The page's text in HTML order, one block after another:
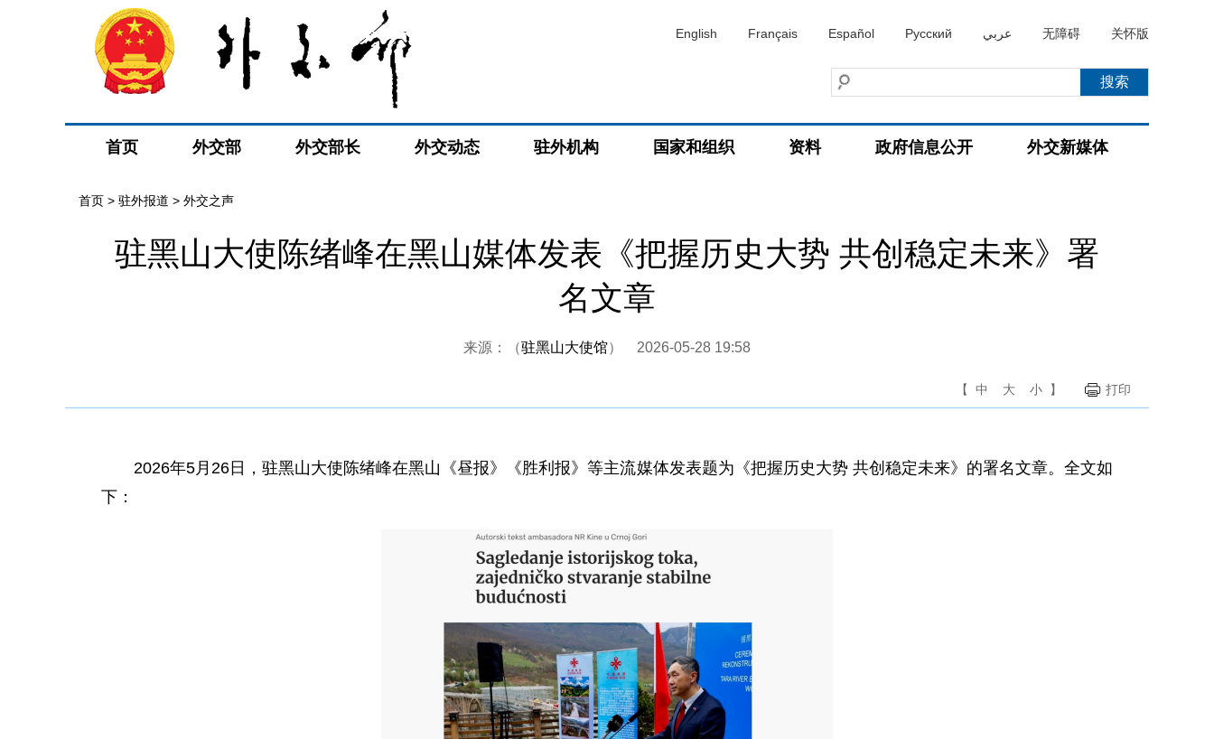
English Français Español Русский عربي 无障碍 关怀版
首页 外交部 外交部长 外交动态 驻外机构 国家和组织 资料 政府信息公开 外交新媒体
首页 > 驻外报道 > 外交之声
驻黑山大使陈绪峰在黑山媒体发表《把握历史大势 共创稳定未来》署
名文章
来源：（驻黑山大使馆） 2026-05-28 19:58
【 中 大 小 】 打印
2026年5月26日，驻黑山大使陈绪峰在黑山《昼报》《胜利报》等主流媒体发表题为《把握历史大势 共创稳定未来》的署名文章。全文如
下：